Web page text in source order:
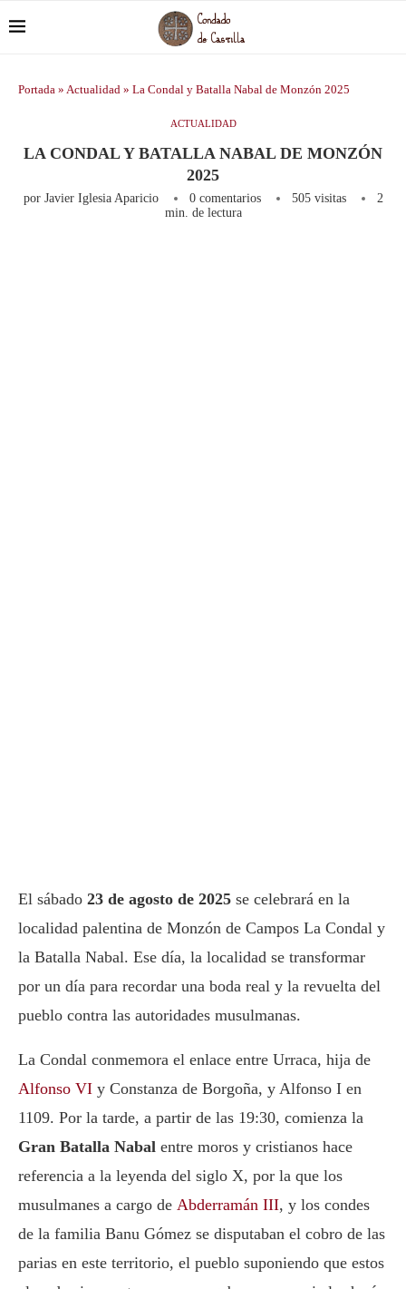
Portada » Actualidad » La Condal y Batalla Nabal de Monzón 2025
ACTUALIDAD
LA CONDAL Y BATALLA NABAL DE MONZÓN
2025
por Javier Iglesia Aparicio 0 comentarios 505visitas
2
min. de lectura
El sábado 23 de agosto de 2025 se celebrará en la
localidad palentina de Monzón de Campos La Condal y
la Batalla Nabal. Ese día, la localidad se transformar
por un día para recordar una boda real y la revuelta del
pueblo contra las autoridades musulmanas.
La Condal conmemora el enlace entre Urraca, hija de
Alfonso VI y Constanza de Borgoña, y Alfonso I en
1109. Por la tarde, a partir de las 19:30, comienza la
Gran Batalla Nabal entre moros y cristianos hace
referencia a la leyenda del siglo X, por la que los
musulmanes a cargo de Abderramán III, y los condes
de la familia Banu Gómez se disputaban el cobro de las
parias en este territorio, el pueblo suponiendo que estos